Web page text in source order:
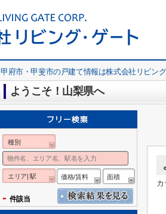
甲府市・甲斐市の戸建て情報は株式会社リビン
ようこそ！山梨県へ
カ
種別
エリア| 駅 価格/賃料 面積
- 件該当